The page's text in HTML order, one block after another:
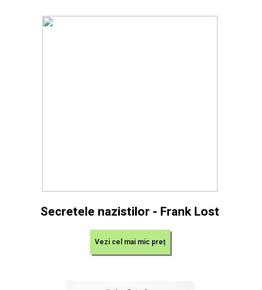
Secretele nazistilor - Frank Lost
Vezi cel mai mic preț